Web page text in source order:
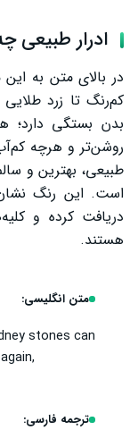
ادرار طبیعی
در بالای متن به
کم‌رنگ تا زرد
بدن بستگی دارد؛
روشن‌تر و هرچه
طبیعی، بهترین و
است. این رنگ
دریافت کرده و
هستند.
متن انگلیسی:
stones can
ترجمه فارسی: